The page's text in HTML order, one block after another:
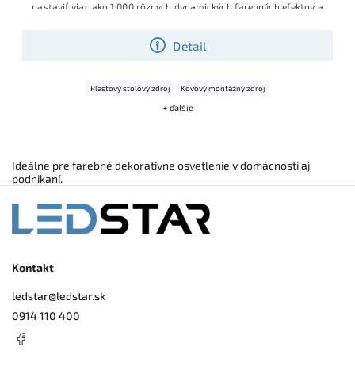
Detail
nastaviť viac ako 1 000 rôznych dynamických farebných efektov a
Plastový stolový zdroj Kovový montážny zdroj
+ ďalšie
Ideálne pre farebné dekoratívne osvetlenie v domácnosti aj
podnikaní.
Kontakt
ledstar@ledstar.sk
0914 110 400